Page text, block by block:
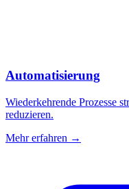
Automatisierung
Wiederkehrende Prozesse
reduzieren.
Mehr erfahren →